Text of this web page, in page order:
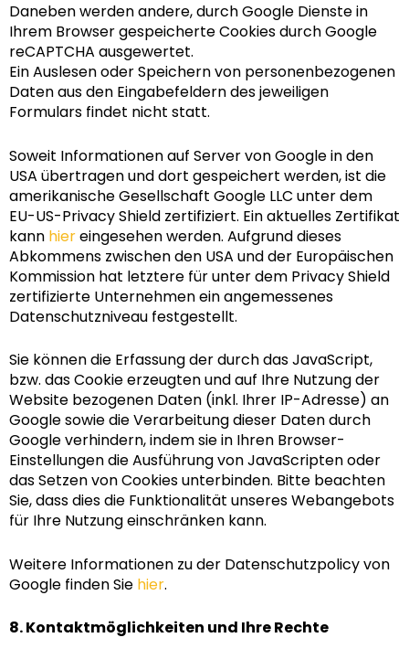
Daneben werden andere, durch Google Dienste in
Ihrem Browser gespeicherte Cookies durch Google
reCAPTCHA ausgewertet.
Ein Auslesen oder Speichern von personenbezogenen
Daten aus den Eingabefeldern des jeweiligen
Formulars findet nicht statt.
Soweit Informationen auf Server von Google in den
USA übertragen und dort gespeichert werden, ist die
amerikanische Gesellschaft Google LLC unter dem
EU-US-Privacy Shield zertifiziert. Ein aktuelles Zertifikat
kann hiereingesehen werden. Aufgrund dieses
Abkommens zwischen den USA und der Europäischen
Kommission hat letztere für unter dem Privacy Shield
zertifizierte Unternehmen ein angemessenes
Datenschutzniveau festgestellt.
Sie können die Erfassung der durch das JavaScript,
bzw. das Cookie erzeugten und auf Ihre Nutzung der
Website bezogenen Daten (inkl. Ihrer IP-Adresse) an
Google sowie die Verarbeitung dieser Daten durch
Google verhindern, indem sie in Ihren Browser-
Einstellungen die Ausführung von JavaScripten oder
das Setzen von Cookies unterbinden. Bitte beachten
Sie, dass dies die Funktionalität unseres Webangebots
für Ihre Nutzung einschränken kann.
Weitere Informationen zu der Datenschutzpolicy von
Google finden Sie hier.
8. Kontaktmöglichkeiten und Ihre Rechte